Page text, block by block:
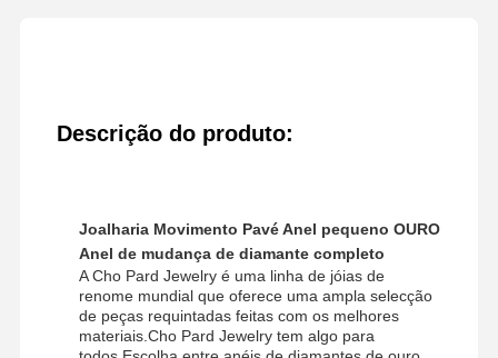
Descrição do produto:
Joalharia Movimento Pavé Anel pequeno OURO
Anel de mudança de diamante completo
A Cho Pard Jewelry é uma linha de jóias de
renome mundial que oferece uma ampla selecção
de peças requintadas feitas com os melhores
materiais.Cho Pard Jewelry tem algo para